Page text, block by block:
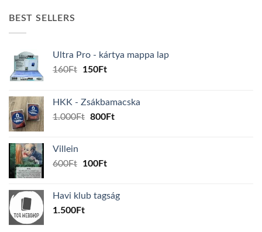
BEST SELLERS
Ultra Pro - kártya mappa lap
160Ft
Original
160Ft.
150FtCurrent
150Ft.
HKK - Zsákbamacska
1.000Ft Original
800FtCurrent
Villein
600Ft
Original
600Ft.
100FtCurrent
100Ft.
Havi klub tagság
1.500Ft